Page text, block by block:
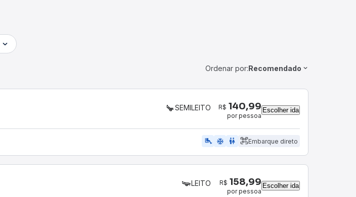
Ordenar por:Recomendado
SEMILEITO R$ 140,99
por pessoa
Escolher ida
airline_seat_legroom_extra ac_unit WC Embarque direto
LEITO R$ 158,99
por pessoa
Escolher ida